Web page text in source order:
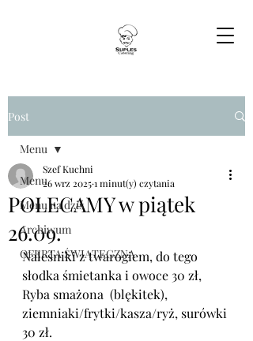
Post
Menu
Menu na dziś
Archiwum
OFERTA ŚWIĄTECZNA
Menu
POLECAMY w piątek
26.09.
Szef Kuchni
26 wrz 20251 minut(y) czytania
Naleśniki z twarogiem, do tego
słodka śmietanka i owoce 30 zł,
Ryba smażona  (blękitek),
ziemniaki/frytki/kasza/ryż, surówki
30 zł.